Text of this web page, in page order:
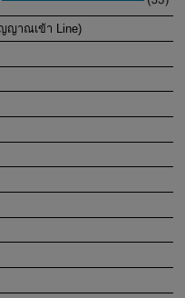
ญาณเข้า Line)